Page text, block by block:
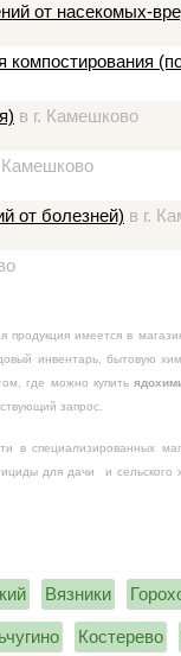
от насекомых-
компостирования
в г. Камешково
Камешково
от болезней) в г.
продукция имеется в
инвентарь, бытовую
где можно купить
запрос.
в специализированных
для дачи и
Вязники
Костерево